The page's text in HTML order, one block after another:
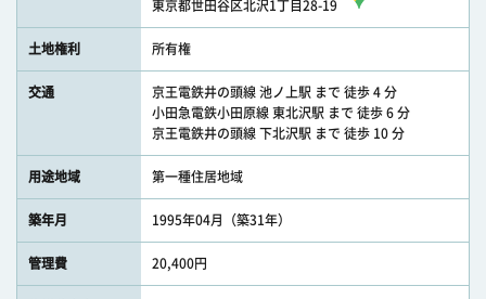
東京都世田谷区北沢1丁目28-19
土地権利 所有権
交通
京王電鉄井の頭線 池ノ上駅 まで 徒歩 4 分
小田急電鉄小田原線 東北沢駅 まで 徒歩 6 分
京王電鉄井の頭線 下北沢駅 まで 徒歩 10 分
用途地域 第一種住居地域
築年月 1995年04月（築31年）
管理費 20,400円